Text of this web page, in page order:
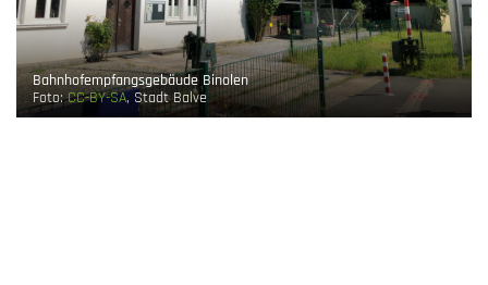
Bahnhofempfangsgebäude Binolen
Foto:CC-BY-SA, Stadt Balve